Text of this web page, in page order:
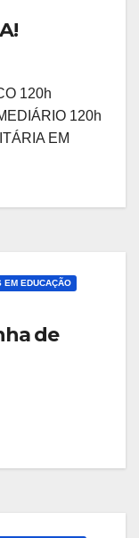
120h
120h
EM
EM EDUCAÇÃO
de